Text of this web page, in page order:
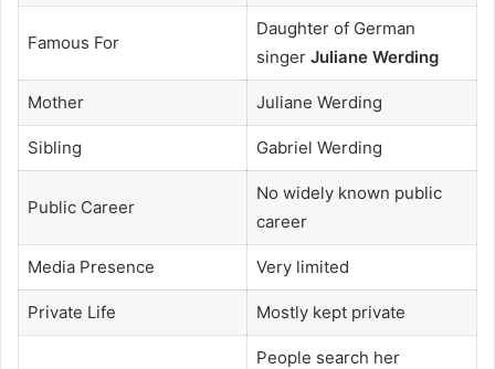
Famous For
Daughter of German
singer Juliane Werding
Mother Juliane Werding
Sibling Gabriel Werding
Public Career
No widely known public
career
Media Presence Very limited
Private Life Mostly kept private
People search her